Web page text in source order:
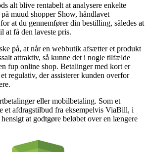
alt blive rentabelt at analysere enkelte
muud shopper Show, håndlavet
at du gennemfører din bestilling, således at
at få den laveste pris.
på, at når en webbutik afsætter et produkt
attraktiv, så kunne det i nogle tilfælde
fup online shop. Betalinger med kort er
regulativ, der assisterer kunden overfor
eller mobilbetaling. Som et
et afdragstilbud fra eksempelvis ViaBill, i
at godtgøre beløbet over en længere